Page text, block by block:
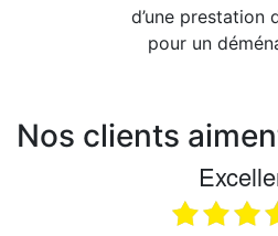
d’une prestation
pour un
Nos clients